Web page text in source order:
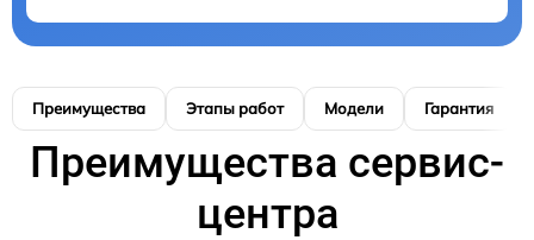
Преимущества Этапы работ Модели Гарантия
Преимущества сервис-
центра